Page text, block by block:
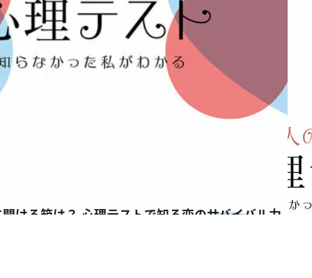
ける箱は？ 心理テストで知る恋のサバイバル力